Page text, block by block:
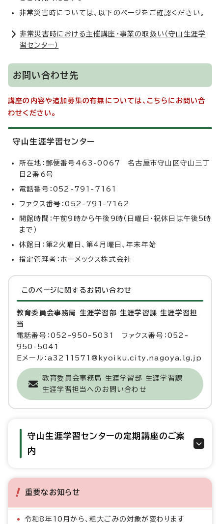
非常災害時については、以下のページをご確認ください。
非常災害時における主催講座・事業の取扱い（守山生涯学
習センター）
お問い合わせ先
講座の内容や追加募集の有無については、こちらにお問い合
わせください。
守山生涯学習センター
所在地：郵便番号463-0067 名古屋市守山区守山三丁
目2番6号
電話番号：052-791-7161
ファクス番号：052-791-7162
開館時間：午前9時から午後9時（日曜日・祝休日は午後5時
まで）
休館日：第2火曜日、第4月曜日、年末年始
指定管理者：ホーメックス株式会社
このページに関する お問い合わせ
教育委員会事務局 生涯学習部 生涯学習課 生涯学習担
当
電話番号：052-950-5031 ファクス番号：052-
950-5041
Eメール：a3211571@kyoiku.city.nagoya.lg.jp
教育委員会事務局 生涯学習部 生涯学習課
生涯学習担当へのお問い合わせ
守山生涯学習センターの定期講座のご案
内
重要なお知らせ
令和8年10月から、粗大ごみの対象が変わります